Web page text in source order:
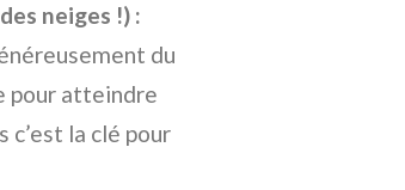
neiges !) :
du
pour atteindre
c’est la clé pour